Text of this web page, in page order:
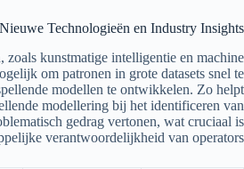
Nieuwe Technologieën en Industry Insights
zoals kunstmatige intelligentie en machine
om patronen in grote datasets snel te
modellen te ontwikkelen. Zo helpt
modellering bij het identificeren van
gedrag vertonen, wat cruciaal is
verantwoordelijkheid van operators.